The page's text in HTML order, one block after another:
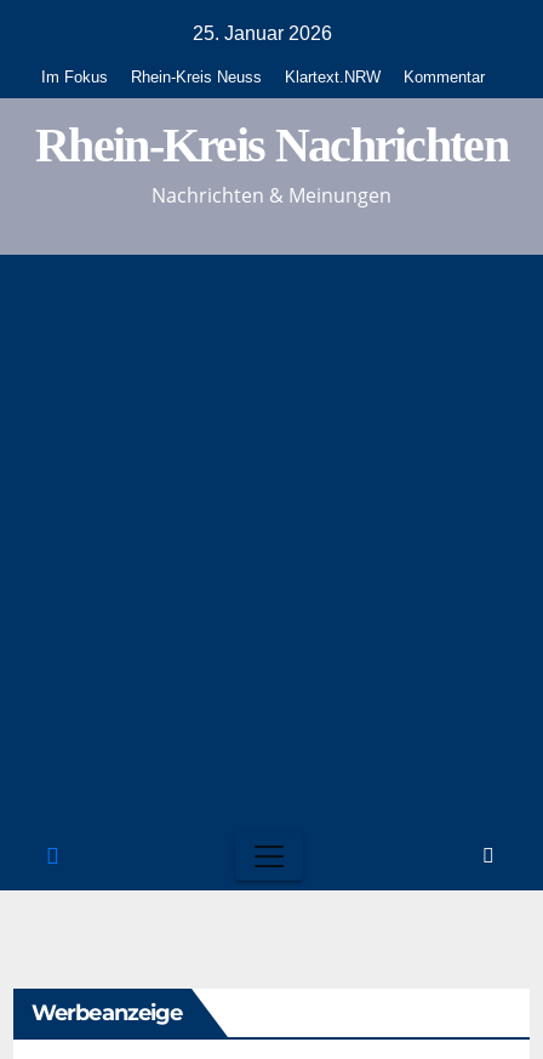
springen
25. Januar 2026
Im Fokus Rhein-Kreis Neuss Klartext.NRW Kommentar
Rhein-Kreis Nachrichten
Nachrichten & Meinungen
Werbeanzeige